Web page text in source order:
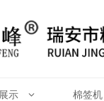
示 棉签机